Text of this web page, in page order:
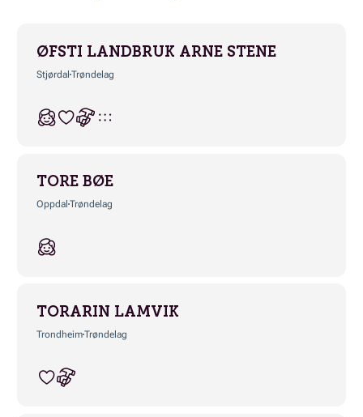
ØFSTI LANDBRUK ARNE STENE
StjørdalTrøndelag
TORE BØE
OppdalTrøndelag
TORARIN LAMVIK
TrondheimTrøndelag